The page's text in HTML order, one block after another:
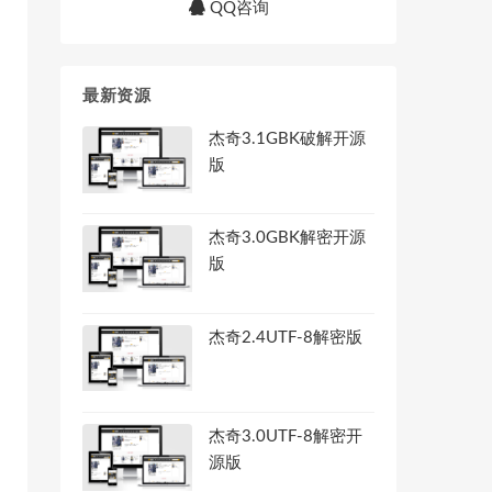
QQ咨询
最新资源
杰奇3.1GBK破解开源
版
杰奇3.0GBK解密开源
版
杰奇2.4UTF-8解密版
杰奇3.0UTF-8解密开
源版